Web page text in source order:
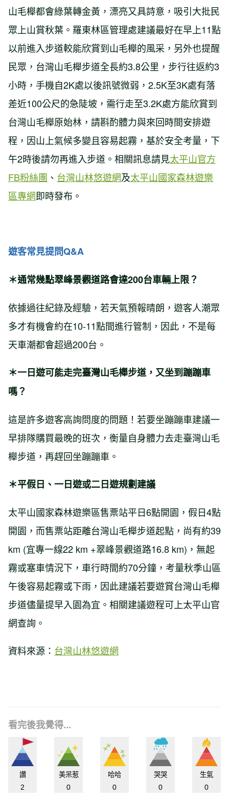
山毛櫸都會綠葉轉金黃，漂亮又具詩意，吸引大批民
眾上山賞秋葉。羅東林區管理處建議最好在早上11點
以前進入步道較能欣賞到山毛櫸的風采，另外也提醒
民眾，台灣山毛櫸步道全長約3.8公里，步行往返約3
小時，手機自2K處以後訊號微弱，2.5K至3K處有落
差近100公尺的急陡坡，需行走至3.2K處方能欣賞到
台灣山毛櫸原始林，請斟酌體力與來回時間安排遊
程，因山上氣候多變且容易起霧，基於安全考量，下
午2時後請勿再進入步道。相關訊息請見太平山官方
FB粉絲團 、 台灣山林悠遊網及太平山國家森林遊樂
區專網即時發布。
遊客常見提問Q&A
＊通常幾點翠峰景觀道路會達200台車輛上限？
依據過往紀錄及經驗，若天氣預報晴朗，遊客人潮眾
多才有機會約在10-11點間進行管制，因此，不是每
天車潮都會超過200台。
＊一日遊可能走完臺灣山毛櫸步道，又坐到蹦蹦車
嗎？
這是許多遊客高詢問度的問題！若要坐蹦蹦車建議一
早排隊購買最晚的班次，衡量自身體力去走臺灣山毛
櫸步道，再趕回坐蹦蹦車。
＊平假日、一日遊或二日遊規劃建議
太平山國家森林遊樂區售票站平日6點開園，假日4點
開園，而售票站距離台灣山毛櫸步道起點，尚有約39
km (宜專一線22 km +翠峰景觀道路16.8 km)，無起
霧或塞車情況下，車行時間約70分鐘，考量秋季山區
午後容易起霧或下雨，因此建議若要遊賞台灣山毛櫸
步道儘量提早入園為宜。相關建議遊程可上太平山官
網查詢。
資料來源： 台灣山林悠遊網
看完後我覺得...
讚
2
美呆惹
0
哈哈
0
哭哭
0
生氣
0